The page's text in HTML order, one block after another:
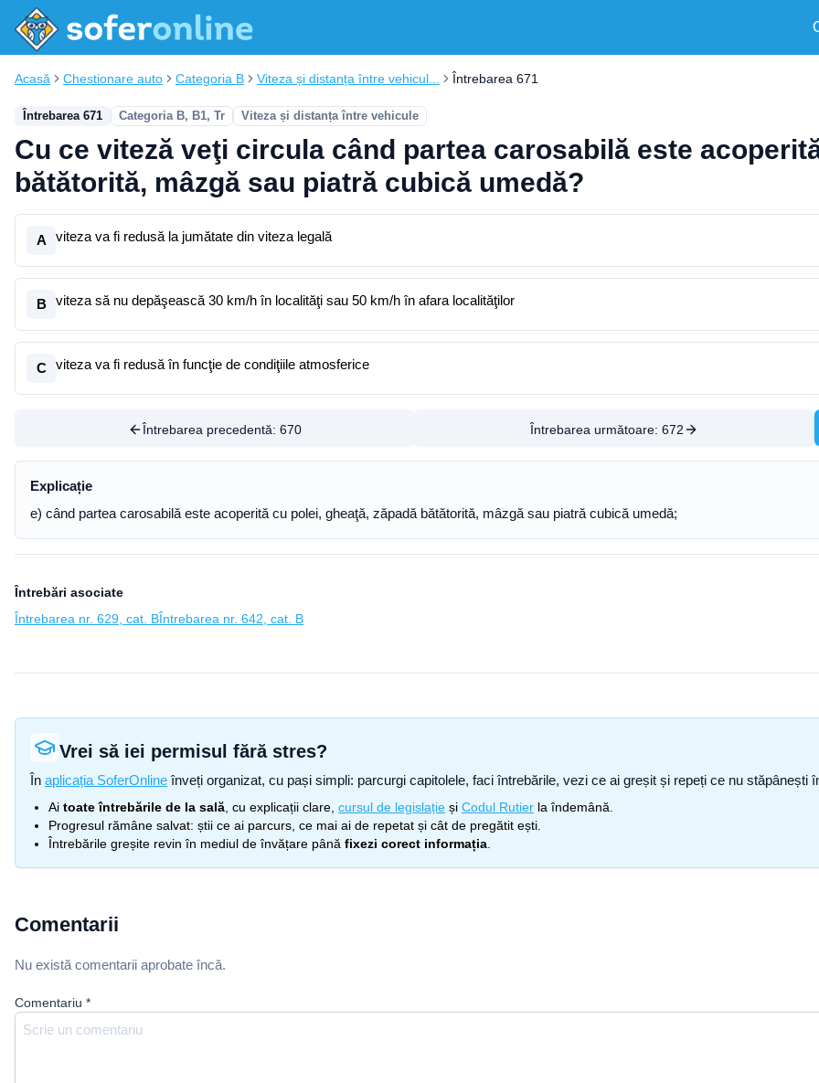
Acasă Chestionare auto Categoria B Viteza și distanța între vehicul... Întrebarea 671
Întrebarea 671 Categoria B, B1, Tr Viteza și distanța între vehicule
Cu ce viteză veţi circula când partea carosabilă este
bătătorită, mâzgă sau piatră cubică umedă?
A viteza va fi redusă la jumătate din viteza legală
B viteza să nu depăşească 30 km/h în localităţi sau 50 km/h în afara localităţilor
C viteza va fi redusă în funcţie de condiţiile atmosferice
Întrebarea precedentă: 670 Întrebarea următoare: 672
Explicație
e) când partea carosabilă este acoperită cu polei, gheaţă, zăpadă bătătorită, mâzgă sau piatră cubică umedă;
Întrebări asociate
Întrebarea nr. 629, cat. BÎntrebarea nr. 642, cat. B
Vrei să iei permisul fără stres?
În aplicația SoferOnline înveți organizat, cu pași simpli: parcurgi capitolele, faci întrebările, vezi ce ai greșit și repeți ce nu
Ai toate întrebările de la sală , cu explicații clare, cursul de legislație și Codul Rutier la îndemână.
Progresul rămâne salvat: știi ce ai parcurs, ce mai ai de repetat și cât de pregătit ești.
Întrebările greșite revin în mediul de învățare până fixezi corect informația
Comentarii
Nu există comentarii aprobate încă.
Comentariu *